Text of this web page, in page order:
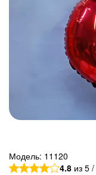
Модель: 11120
4.8 из 5 /